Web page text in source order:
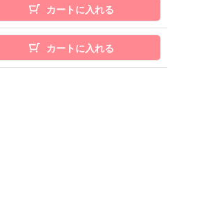
カートに入れる
カートに入れる